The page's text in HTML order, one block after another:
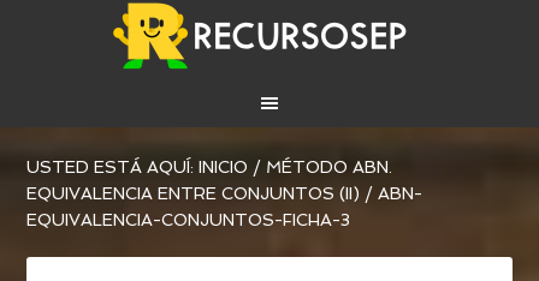
USTED ESTÁ AQUÍ:INICIO / MÉTODO ABN.
EQUIVALENCIA ENTRE CONJUNTOS (II) / ABN-
EQUIVALENCIA-CONJUNTOS-FICHA-3